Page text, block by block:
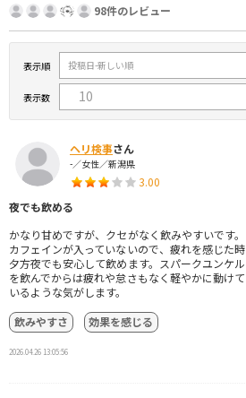
98件のレビュー
表示順
表示数
ヘリ検事さん
-／女性／新潟県
3.00
夜でも飲める
かなり甘めですが、クセがなく飲みやすいです。
カフェインが入っていないので、疲れを感じた時
夕方夜でも安心して飲めます。スパークユンケル
を飲んでからは疲れや怠さもなく軽やかに動けて
いるような気がします。
飲みやすさ
効果を感じる
2026.04.26 13:05:56